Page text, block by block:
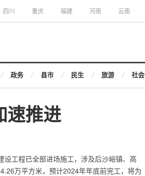
四川 重庆 福建 河南 云南
政务 县市 民生 旅游 社会
速推进
工程已全部进场施工，涉及后沙峪镇、高
万平方米，预计2024年年底前完工，将为